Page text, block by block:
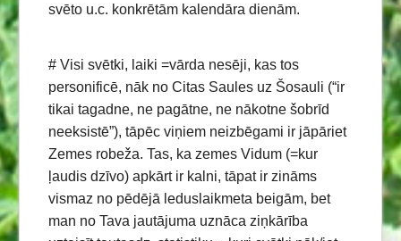
svēto u.c. konkrētām kalendāra dienām.
# Visi svētki, laiki =vārda nesēji, kas tos
personificē, nāk no Citas Saules uz Šosauli (“ir
tikai tagadne, ne pagātne, ne nākotne šobrīd
neeksistē”), tāpēc viņiem neizbēgami ir jāpāriet
Zemes robeža. Tas, ka zemes Vidum (=kur
ļaudis dzīvo) apkārt ir kalni, tāpat ir zināms
vismaz no pēdējā leduslaikmeta beigām, bet
man no Tava jautājuma uznāca ziņkārība